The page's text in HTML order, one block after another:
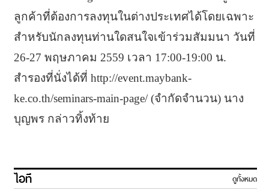
ลูกค้าที่ต้องการลงทุนในต่างประเทศได้โดยเฉพาะ
สำหรับนักลงทุนท่านใดสนใจเข้าร่วมสัมมนา วันที่
26-27 พฤษภาคม 2559 เวลา 17:00-19:00 น.
สำรองที่นั่งได้ที่ http://event.maybank-
ke.co.th/seminars-main-page/ (จำกัดจำนวน) นาง
บุญพร กล่าวทิ้งท้าย
ไอที ดูทั้งหมด